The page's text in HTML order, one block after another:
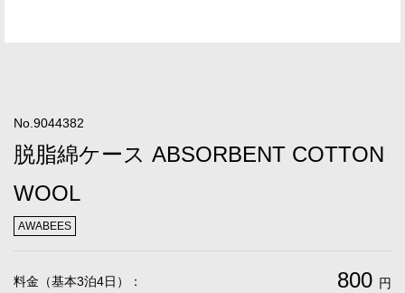
No.9044382
脱脂綿ケース ABSORBENT COTTON
WOOL
AWABEES
料金（基本3泊4日）： 800 円